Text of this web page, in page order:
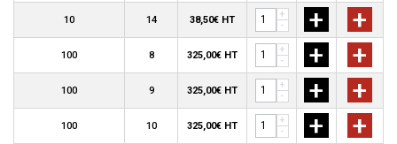
10 14 38,50€ HT
+
-
+ +
100 8 325,00€ HT
+
-
+ +
100 9 325,00€ HT
+
-
+ +
100 10 325,00€ HT
+
-
+ +